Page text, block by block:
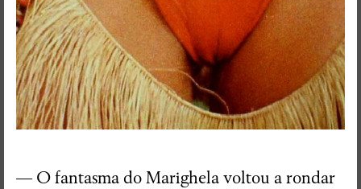
— O fantasma do Marighela voltou a rondar